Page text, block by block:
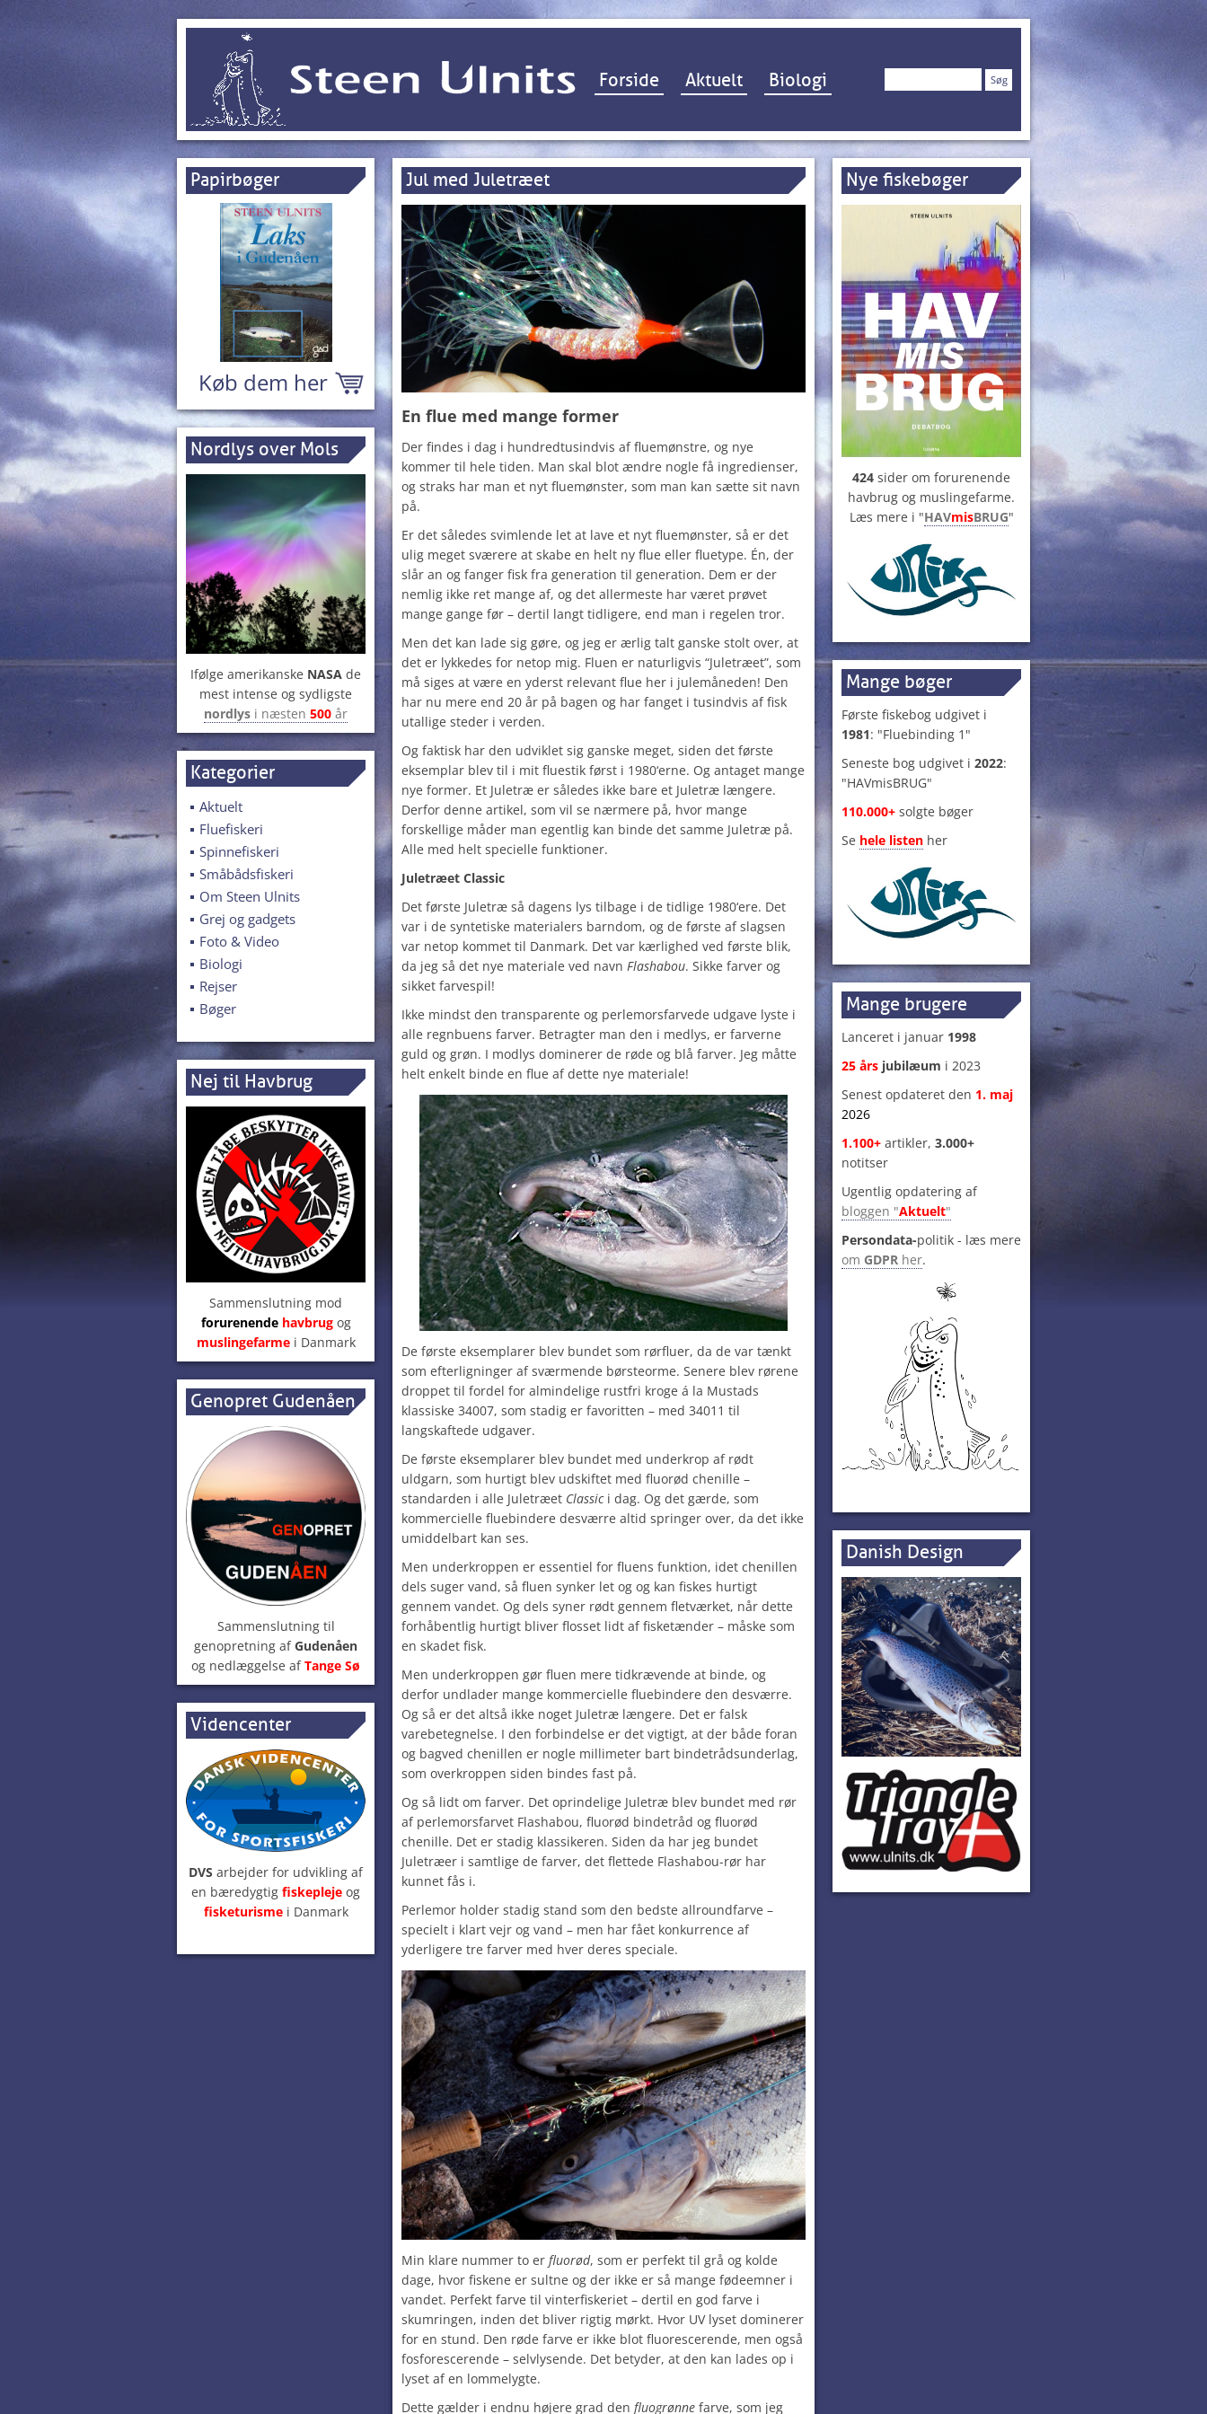
Hop til indhold
Forside Aktuelt Biologi Søg
Papirbøger
Køb dem her
Nordlys over Mols
Ifølge amerikanske NASA de
mest intense og sydligste
nordlys i næsten 500 år
Kategorier
Aktuelt
Fluefiskeri
Spinnefiskeri
Småbådsfiskeri
Om Steen Ulnits
Grej og gadgets
Foto & Video
Biologi
Rejser
Bøger
Nej til Havbrug
Sammenslutning mod
forurenendehavbrugog
muslingefarmei Danmark
Genopret Gudenåen
Sammenslutning til
genopretning afGudenåen
og nedlæggelse afTange Sø
Videncenter
DVS arbejder for udvikling af
en bæredygtig fiskepleje og
fisketurisme i Danmark
Jul med Juletræet
En flue med mange former
Der findes i dag i hundredtusindvis af fluemønstre, og nye
kommer til hele tiden. Man skal blot ændre nogle få ingredienser,
og straks har man et nyt fluemønster, som man kan sætte sit navn
på.
Er det således svimlende let at lave et nyt fluemønster, så er det
ulig meget sværere at skabe en helt ny flue eller fluetype. Én, der
slår an og fanger fisk fra generation til generation. Dem er der
nemlig ikke ret mange af, og det allermeste har været prøvet
mange gange før – dertil langt tidligere, end man i regelen tror.
Men det kan lade sig gøre, og jeg er ærlig talt ganske stolt over, at
det er lykkedes for netop mig. Fluen er naturligvis “Juletræet”, som
må siges at være en yderst relevant flue her i julemåneden! Den
har nu mere end 20 år på bagen og har fanget i tusindvis af fisk
utallige steder i verden.
Og faktisk har den udviklet sig ganske meget, siden det første
eksemplar blev til i mit fluestik først i 1980‘erne. Og antaget mange
nye former. Et Juletræ er således ikke bare et Juletræ længere.
Derfor denne artikel, som vil se nærmere på, hvor mange
forskellige måder man egentlig kan binde det samme Juletræ på.
Alle med helt specielle funktioner.
Juletræet Classic
Det første Juletræ så dagens lys tilbage i de tidlige 1980‘ere. Det
var i de syntetiske materialers barndom, og de første af slagsen
var netop kommet til Danmark. Det var kærlighed ved første blik,
da jeg så det nye materiale ved navn Flashabou. Sikke farver og
sikket farvespil!
Ikke mindst den transparente og perlemorsfarvede udgave lyste i
alle regnbuens farver. Betragter man den i medlys, er farverne
guld og grøn. I modlys dominerer de røde og blå farver. Jeg måtte
helt enkelt binde en flue af dette nye materiale!
De første eksemplarer blev bundet som rørfluer, da de var tænkt
som efterligninger af sværmende børsteorme. Senere blev rørene
droppet til fordel for almindelige rustfri kroge á la Mustads
klassiske 34007, som stadig er favoritten – med 34011 til
langskaftede udgaver.
De første eksemplarer blev bundet med underkrop af rødt
uldgarn, som hurtigt blev udskiftet med fluorød chenille –
standarden i alle Juletræet Classici dag. Og det gærde, som
kommercielle fluebindere desværre altid springer over, da det ikke
umiddelbart kan ses.
Men underkroppen er essentiel for fluens funktion, idet chenillen
dels suger vand, så fluen synker let og og kan fiskes hurtigt
gennem vandet. Og dels syner rødt gennem fletværket, når dette
forhåbentlig hurtigt bliver flosset lidt af fisketænder – måske som
en skadet fisk.
Men underkroppen gør fluen mere tidkrævende at binde, og
derfor undlader mange kommercielle fluebindere den desværre.
Og så er det altså ikke noget Juletræ længere. Det er falsk
varebetegnelse. I den forbindelse er det vigtigt, at der både foran
og bagved chenillen er nogle millimeter bart bindetrådsunderlag,
som overkroppen siden bindes fast på.
Og så lidt om farver. Det oprindelige Juletræ blev bundet med rør
af perlemorsfarvet Flashabou, fluorød bindetråd og fluorød
chenille. Det er stadig klassikeren. Siden da har jeg bundet
Juletræer i samtlige de farver, det flettede Flashabou-rør har
kunnet fås i.
Perlemor holder stadig stand som den bedste allroundfarve –
specielt i klart vejr og vand – men har fået konkurrence af
yderligere tre farver med hver deres speciale.
Min klare nummer to er fluorød, som er perfekt til grå og kolde
dage, hvor fiskene er sultne og der ikke er så mange fødeemner i
vandet. Perfekt farve til vinterfiskeriet – dertil en god farve i
skumringen, inden det bliver rigtig mørkt. Hvor UV lyset dominerer
for en stund. Den røde farve er ikke blot fluorescerende, men også
fosforescerende – selvlysende. Det betyder, at den kan lades op i
lyset af en lommelygte.
Dette gælder i endnu højere grad den fluogrønne farve, som jeg
Nye fiskebøger
424 sider om forurenende
havbrug og muslingefarme.
Læs mere i "HAVmisBRUG"
Mange bøger
Første fiskebog udgivet i
1981: "Fluebinding 1"
Seneste bog udgivet i 2022:
"HAVmisBRUG"
110.000+ solgte bøger
Se hele listen her
Mange brugere
Lanceret i januar 1998
25 års jubilæum i 2023
Senest opdateret den 1. maj
2026
1.100+ artikler, 3.000+
notitser
Ugentlig opdatering af
bloggen "Aktuelt"
Persondata-politik - læs mere
om GDPR her.
Danish Design